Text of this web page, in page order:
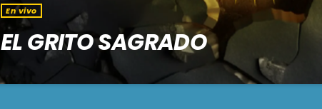
En vivo
EL GRITO SAGRADO
¡Para todos los amantes de la música implacable y la